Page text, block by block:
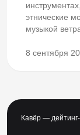
этнические
музыкой
8 сентября
Кавёр —